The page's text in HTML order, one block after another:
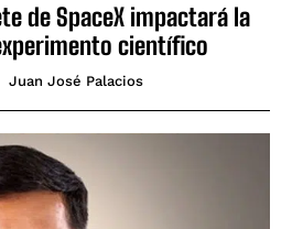
de SpaceX impactará la
científico
Juan José Palacios